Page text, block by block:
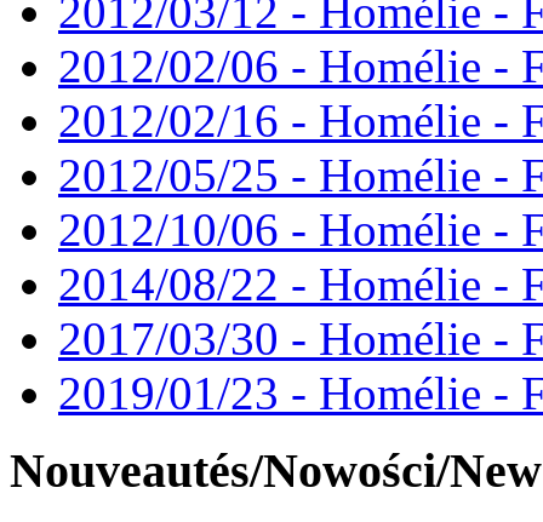
2012/03/12 - Homélie -
2012/02/06 - Homélie -
2012/02/16 - Homélie -
2012/05/25 - Homélie -
2012/10/06 - Homélie -
2014/08/22 - Homélie -
2017/03/30 - Homélie -
2019/01/23 - Homélie -
Nouveautés/Nowości/